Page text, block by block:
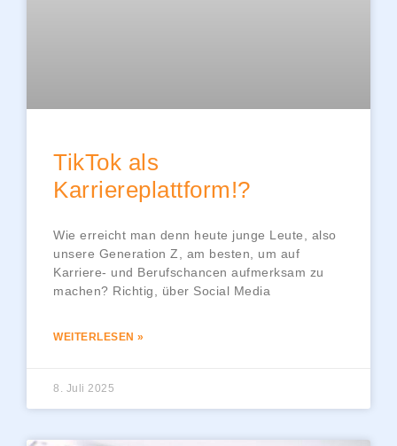
TikTok als
Karriereplattform!?
Wie erreicht man denn heute junge Leute, also
unsere Generation Z, am besten, um auf
Karriere- und Berufschancen aufmerksam zu
machen? Richtig, über Social Media
WEITERLESEN »
8. Juli 2025